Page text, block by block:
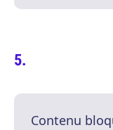
Contenu